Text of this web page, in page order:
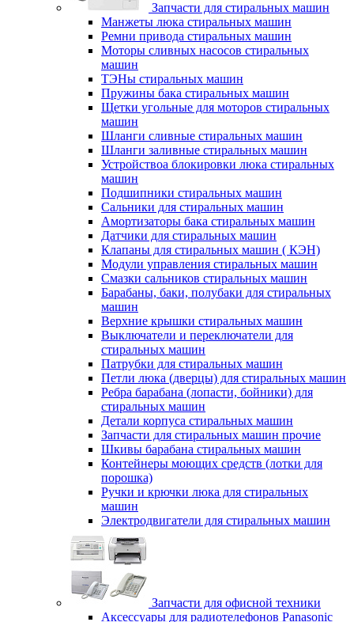
Запчасти для стиральных машин
Манжеты люка стиральных машин
Ремни привода стиральных машин
Моторы сливных насосов стиральных
машин
ТЭНы стиральных машин
Пружины бака стиральных машин
Щетки угольные для моторов стиральных
машин
Шланги сливные стиральных машин
Шланги заливные стиральных машин
Устройствоа блокировки люка стиральных
машин
Подшипники стиральных машин
Сальники для стиральных машин
Амортизаторы бака стиральных машин
Датчики для стиральных машин
Клапаны для стиральных машин ( КЭН)
Модули управления стиральных машин
Смазки сальников стиральных машин
Барабаны, баки, полубаки для стиральных
машин
Верхние крышки стиральных машин
Выключатели и переключатели для
стиральных машин
Патрубки для стиральных машин
Петли люка (дверцы) для стиральных машин
Ребра барабана (лопасти, бойники) для
стиральных машин
Детали корпуса стиральных машин
Запчасти для стиральных машин прочие
Шкивы барабана стиральных машин
Контейнеры моющих средств (лотки для
порошка)
Ручки и крючки люка для стиральных
машин
Электродвигатели для стиральных машин
Запчасти для офисной техники
Аксессуары для радиотелефонов Panasonic